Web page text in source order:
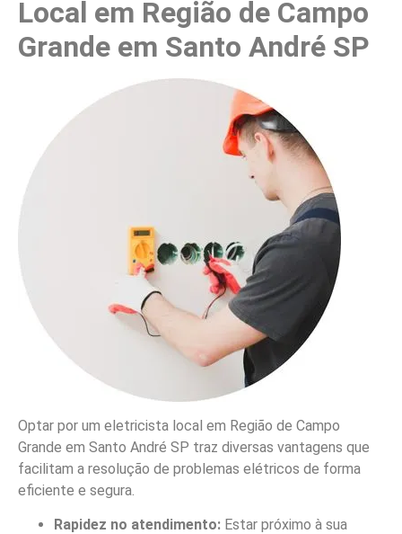
Local em Região de Campo
Grande em Santo André SP
Optar por um eletricista local em Região de Campo
Grande em Santo André SP traz diversas vantagens que
facilitam a resolução de problemas elétricos de forma
eficiente e segura.
Rapidez no atendimento: Estar próximo à sua